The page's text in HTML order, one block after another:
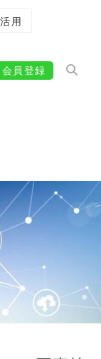
用
会員登録